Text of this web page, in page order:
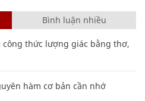
Bình luận nhiều
công thức lượng giác bằng thơ,
hàm cơ bản cần nhớ